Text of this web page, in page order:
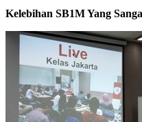
Kelebihan SB1M Yang